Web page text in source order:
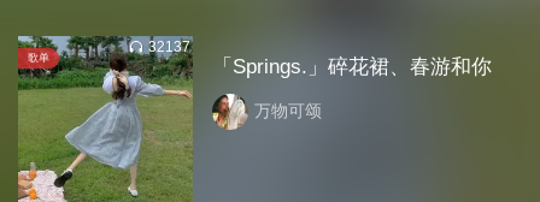
歌单
32137
「Springs.」碎花裙、春游和你
万物可颂